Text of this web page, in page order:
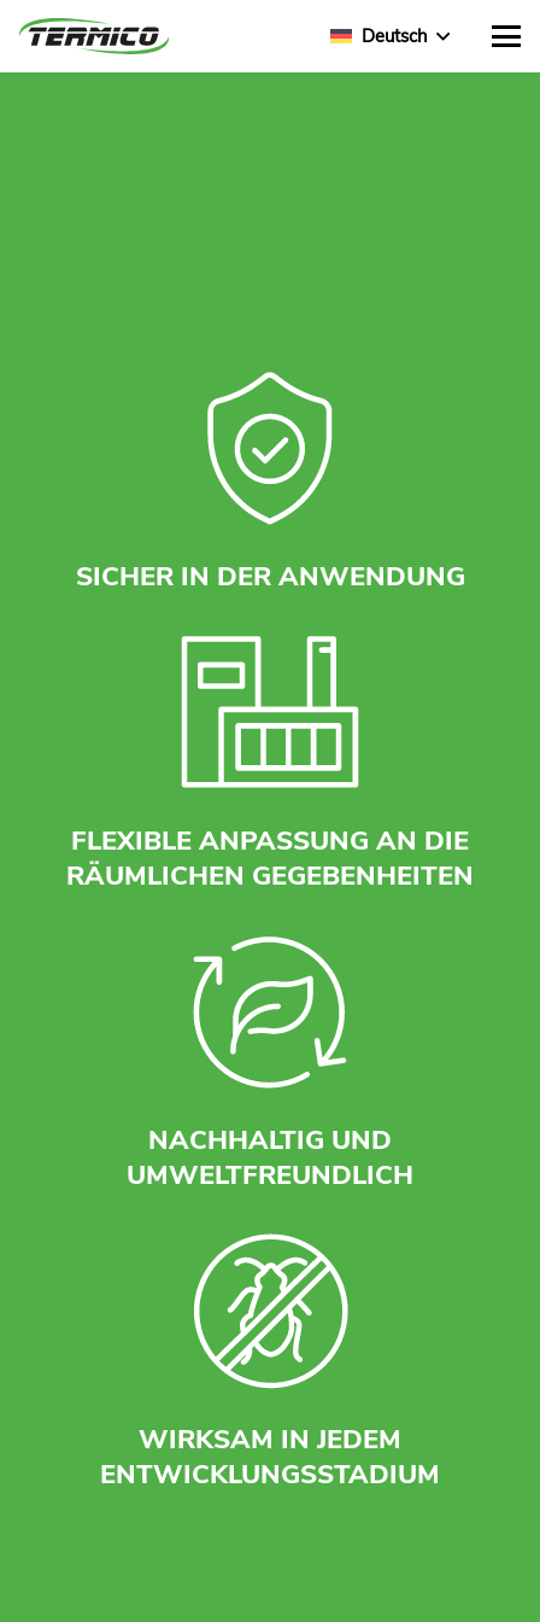
Deutsch
SICHER IN DER ANWENDUNG
FLEXIBLE ANPASSUNG AN DIE
RÄUMLICHEN GEGEBENHEITEN
NACHHALTIG UND
UMWELTFREUNDLICH
WIRKSAM IN JEDEM
ENTWICKLUNGSSTADIUM